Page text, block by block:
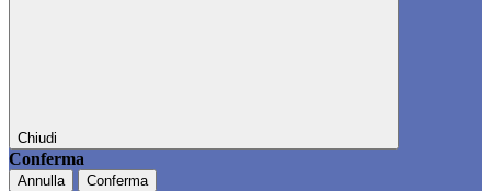
Chiudi
Conferma
Annulla Conferma